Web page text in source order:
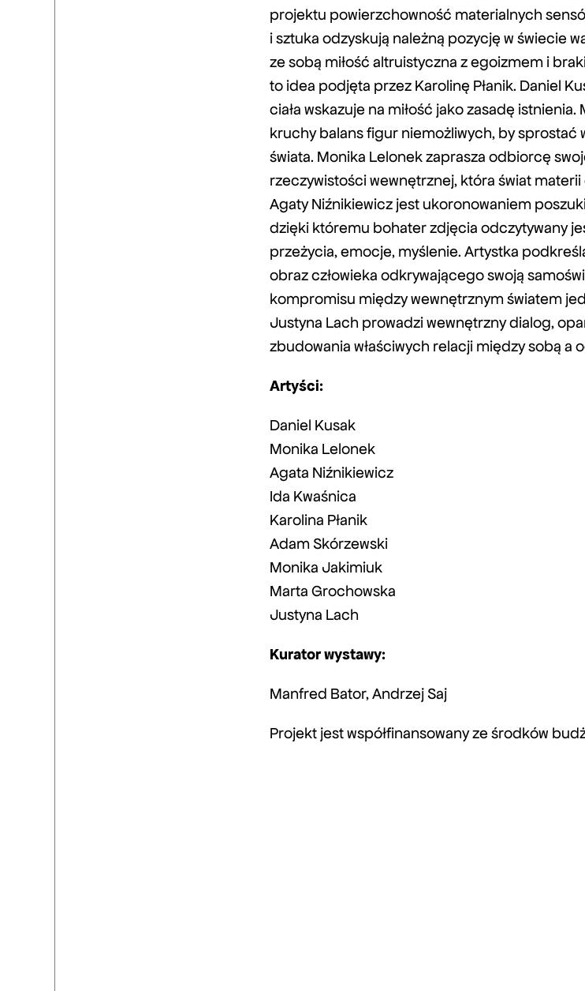
projektu powierzchowność materialnych
i sztuka odzyskują należną pozycję w świecie
ze sobą miłość altruistyczna z egoizmem i
to idea podjęta przez Karolinę Płanik. Daniel
ciała wskazuje na miłość jako zasadę
kruchy balans figur niemożliwych, by sprostać
świata. Monika Lelonek zaprasza odbiorcę
rzeczywistości wewnętrznej, która świat
Agaty Niźnikiewicz jest ukoronowaniem
dzięki któremu bohater zdjęcia odczytywany
przeżycia, emocje, myślenie. Artystka
obraz człowieka odkrywającego swoją
kompromisu między wewnętrznym światem
Justyna Lach prowadzi wewnętrzny dialog,
zbudowania właściwych relacji między sobą a
Artyści:
Daniel Kusak
Monika Lelonek
Agata Niźnikiewicz
Ida Kwaśnica
Karolina Płanik
Adam Skórzewski
Monika Jakimiuk
Marta Grochowska
Justyna Lach
Kurator wystawy:
Manfred Bator, Andrzej Saj
Projekt jest współfinansowany ze środków